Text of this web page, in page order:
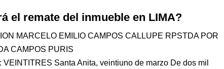
el remate del inmueble en LIMA?
MARCELO EMILIO CAMPOS CALLUPE RPSTDA POR
CAMPOS PURIS
Santa Anita, veintiuno de marzo De dos mil